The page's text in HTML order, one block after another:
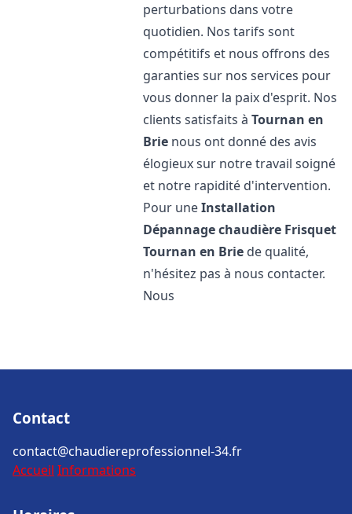
perturbations dans votre
quotidien. Nos tarifs sont
compétitifs et nous offrons des
garanties sur nos services pour
vous donner la paix d'esprit. Nos
clients satisfaits àTournan en
Brie nous ont donné des avis
élogieux sur notre travail soigné
et notre rapidité d'intervention.
Pour uneInstallation
Dépannage chaudière Frisquet
Tournan en Brie de qualité,
n'hésitez pas à nous contacter.
Nous
Contact
contact@chaudiereprofessionnel-34.fr
Accueil Informations